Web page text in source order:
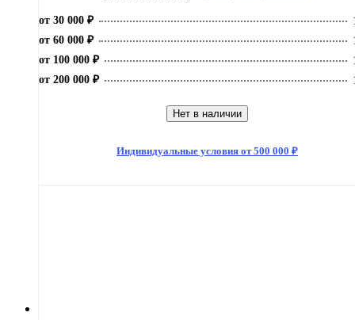
от 30 000 ₽
от 60 000 ₽
от 100 000 ₽
от 200 000 ₽
Нет в наличии
Индивидуальные условия от 500 000 ₽